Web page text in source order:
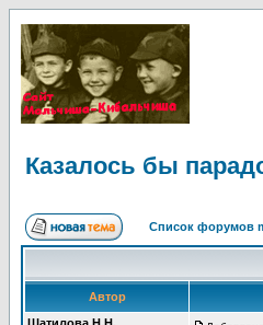
Казалось бы
Список форумов
Автор